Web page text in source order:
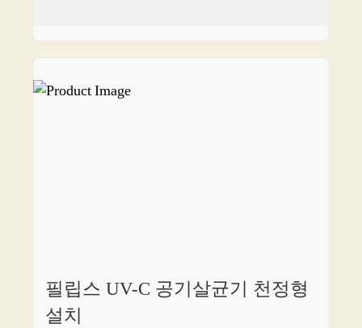
필립스 UV-C 공기살균기 천정형
설치